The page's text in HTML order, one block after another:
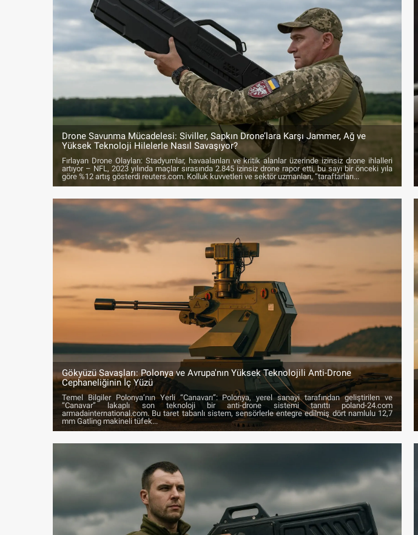
Drone Savunma Mücadelesi: Siviller, Sapkın Drone’lara Karşı Jammer, Ağ ve
Yüksek Teknoloji Hilelerle Nasıl Savaşıyor?
Fırlayan Drone Olayları: Stadyumlar, havaalanları ve kritik alanlar üzerinde izinsiz drone ihlalleri
artıyor – NFL, 2023 yılında maçlar sırasında 2.845 izinsiz drone rapor etti, bu sayı bir önceki yıla
göre %12 artış gösterdi reuters.com. Kolluk kuvvetleri ve sektör uzmanları, “taraftarları...
Gökyüzü Savaşları: Polonya ve Avrupa'nın Yüksek Teknolojili Anti-Drone
Cephaneliğinin İç Yüzü
Temel Bilgiler Polonya’nın Yerli “Canavarı”: Polonya, yerel sanayi tarafından geliştirilen ve
“Canavar” lakaplı son teknoloji bir anti-drone sistemi tanıttı poland-24.com
armadainternational.com. Bu taret tabanlı sistem, sensörlerle entegre edilmiş dört namlulu 12,7
mm Gatling makineli tüfek...